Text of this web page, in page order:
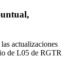
actualizaciones
de L05 de RGTR